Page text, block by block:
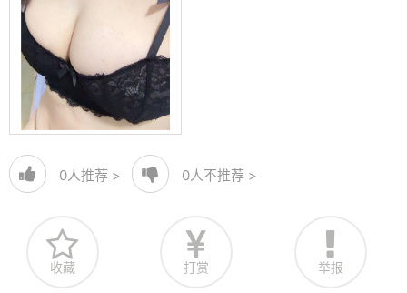
0人推荐 > 0人不推荐 >
收藏 打赏 举报